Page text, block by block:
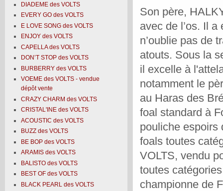
DIADEME des VOLTS
EVERY GO des VOLTS
E LOVE SONG des VOLTS
ENJOY des VOLTS
CAPELLA des VOLTS
DON’T STOP des VOLTS
BURBERRY des VOLTS
VOEME des VOLTS - vendue
dépôt vente
CRAZY CHARM des VOLTS
CRISTAL'INE des VOLTS
ACOUSTIC des VOLTS
BUZZ des VOLTS
BE BOP des VOLTS
ARAMIS des VOLTS
BALISTO des VOLTS
BEST OF des VOLTS
BLACK PEARL des VOLTS
Son père,
avec de l’os. Il
n’oublie pas de
atouts. Sous la
il excelle à
notamment le
au Haras des
foal standard à
pouliche espoirs
foals toutes
VOLTS, vendu
toutes
championne de